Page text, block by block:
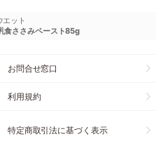
エット
食ささみペースト85g
お問合せ窓口
利用規約
特定商取引法に基づく表示